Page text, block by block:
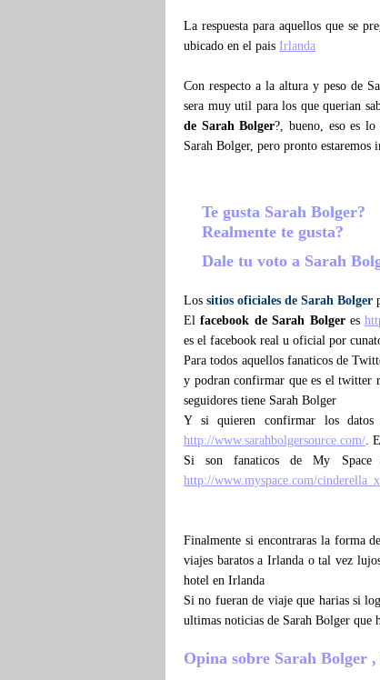
La respuesta para aquellos que se
ubicado en el pais Irlanda
Con respecto a la altura y peso de
sera muy util para los que querian
de Sarah Bolger?, bueno, eso es lo
Sarah Bolger, pero pronto estaremos
Te gusta Sarah Bolger?
Realmente te gusta?
Dale tu voto a Sarah
Los sitios oficiales de Sarah Bolger
Elfacebook de Sarah Bolgeres
es el facebook real u oficial por
Para todos aquellos fanaticos de
y podran confirmar que es el twitter
seguidores tiene Sarah Bolger
Y si quieren confirmar los
http://www.sarahbolgersource.com/.
Si son fanaticos de My
http://www.myspace.com/cinderella_x
Finalmente si encontraras la forma
viajes baratos a Irlanda o tal vez
hotel en Irlanda
Si no fueran de viaje que harias si
ultimas noticias de Sarah Bolger que
Opina sobre Sarah Bolger